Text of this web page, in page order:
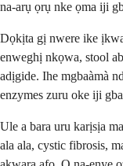
na-arụ ọrụ nke ọma iji
Dọkịta gị nwere ike
enweghị nkọwa, stool
adịgide. Ihe mgbaàmà
enzymes zuru oke iji
Ule a bara uru karịsịa
ala ala, cystic fibrosis,